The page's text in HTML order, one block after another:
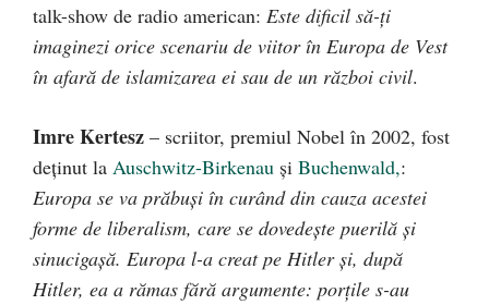
talk-show de radio american: Este dificil să-ţi
imaginezi orice scenariu de viitor în Europa de Vest
în afară de islamizarea ei sau de un război civil.
Imre Kertesz – scriitor, premiul Nobel în 2002, fost
deţinut la Auschwitz-Birkenau și Buchenwald,:
Europa se va prăbuşi în curând din cauza acestei
forme de liberalism, care se dovedeşte puerilă şi
sinucigaşă. Europa l-a creat pe Hitler şi, după
Hitler, ea a rămas fără argumente: porţile s-au